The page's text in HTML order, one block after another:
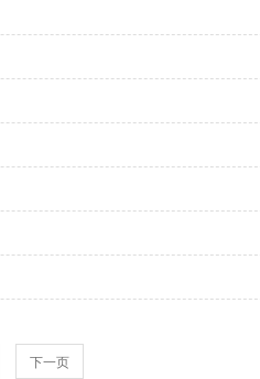
下一页